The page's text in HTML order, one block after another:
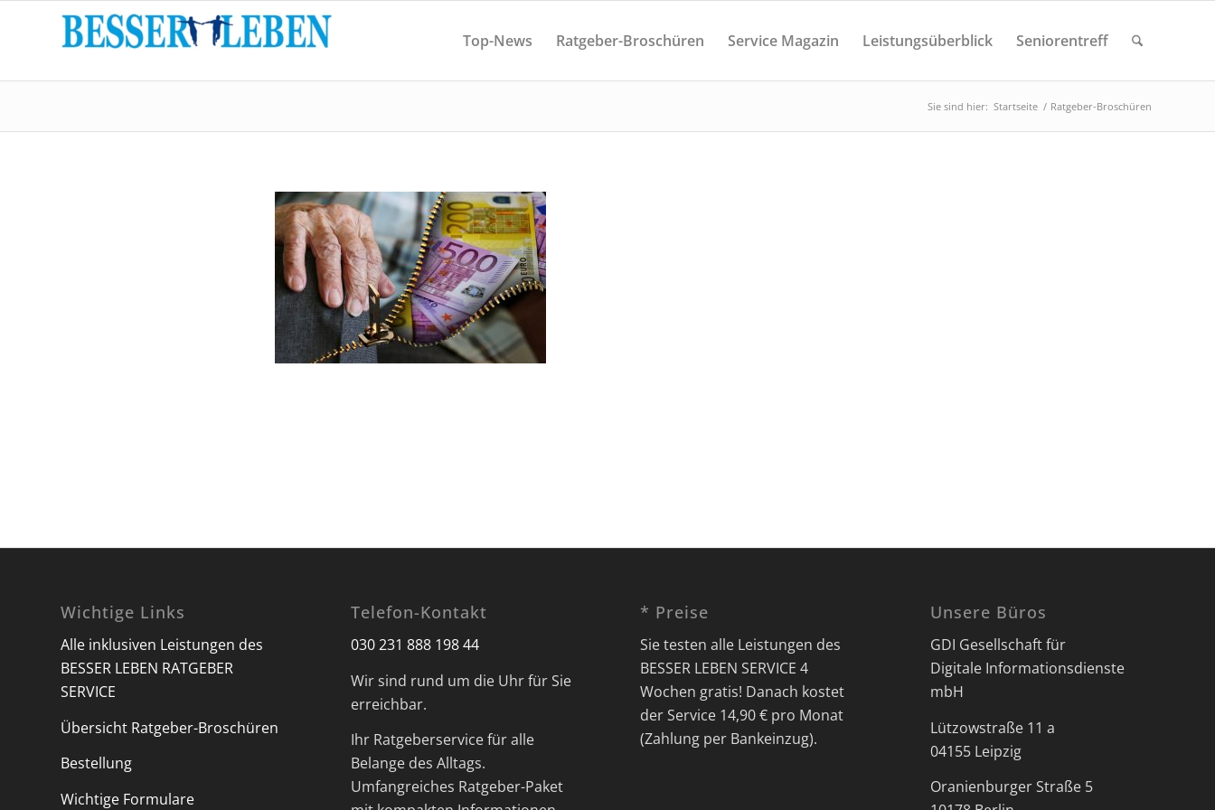
Top-News Ratgeber-Broschüren Service Magazin Leistungsüberblick Seniorentreff
Sie sind hier: Startseite / Ratgeber-Broschüren
Wichtige Links
Alle inklusiven Leistungen des
BESSER LEBEN RATGEBER
SERVICE
Übersicht Ratgeber-Broschüren
Bestellung
Wichtige Formulare
Telefon-Kontakt
030 231 888 198 44
Wir sind rund um die Uhr für Sie
erreichbar.
Ihr Ratgeberservice für alle
Belange des Alltags.
Umfangreiches Ratgeber-Paket
* Preise
Sie testen alle Leistungen des
BESSER LEBEN SERVICE 4
Wochen gratis! Danach kostet
der Service 14,90 € pro Monat
(Zahlung per Bankeinzug).
Unsere Büros
GDI Gesellschaft für
Digitale Informationsdienste
mbH
Lützowstraße 11 a
04155 Leipzig
Oranienburger Straße 5